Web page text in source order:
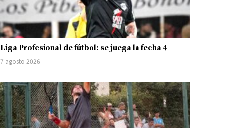
Liga Profesional de fútbol: se juega la fecha 4
7 agosto 2026